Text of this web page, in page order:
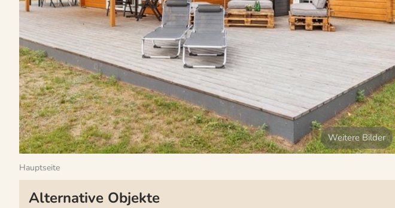
Hauptseite
Alternative Objekte